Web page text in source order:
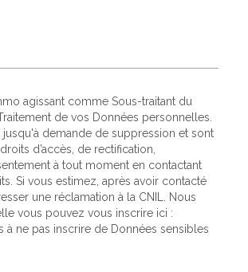
agissant comme Sous-traitant du
de vos Données personnelles.
demande de suppression et sont
d’accès, de rectification,
à tout moment en contactant
Si vous estimez, après avoir contacté
une réclamation à la CNIL. Nous
vous pouvez vous inscrire ici :
ne pas inscrire de Données sensibles